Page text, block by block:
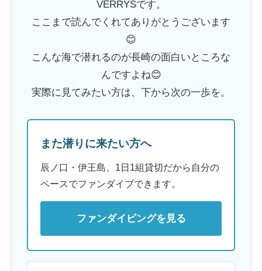
VERRYSです。
ここまで読んでくれてありがとうございます
😊
こんな海で潜れるのが長崎の面白いところな
んですよね😊
実際に見てみたい方は、下から次の一歩を。
また潜りに来たい方へ
辰ノ口・伊王島、1日1組貸切だから自分の
ペースでファンダイブできます。
ファンダイビングを見る